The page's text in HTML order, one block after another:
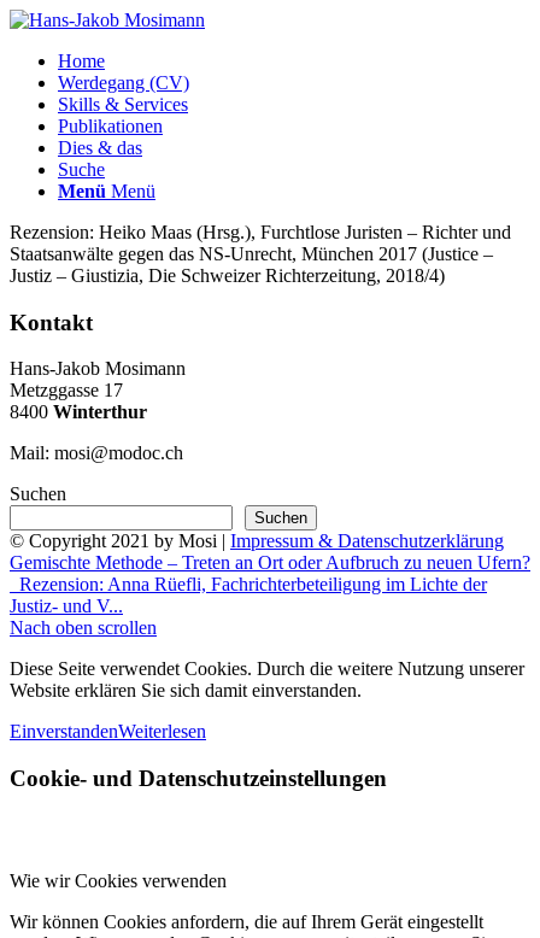
Home
Werdegang (CV)
Skills & Services
Publikationen
Dies & das
Suche
Menü Menü
Rezension: Heiko Maas (Hrsg.), Furchtlose Juristen – Richter und
Staatsanwälte gegen das NS-Unrecht, München 2017 (Justice –
Justiz – Giustizia, Die Schweizer Richterzeitung, 2018/4)
Kontakt
Hans-Jakob Mosimann
Metzggasse 17
8400 Winterthur
Mail: mosi@modoc.ch
Suchen
Suchen
© Copyright 2021 by Mosi | Impressum & Datenschutzerklärung
Gemischte Methode – Treten an Ort oder Aufbruch zu neuen Ufern?
Rezension: Anna Rüefli, Fachrichterbeteiligung im Lichte der
Justiz- und V...
Nach oben scrollen
Diese Seite verwendet Cookies. Durch die weitere Nutzung unserer
Website erklären Sie sich damit einverstanden.
EinverstandenWeiterlesen
Cookie- und Datenschutzeinstellungen
Wie wir Cookies verwenden
Wir können Cookies anfordern, die auf Ihrem Gerät eingestellt